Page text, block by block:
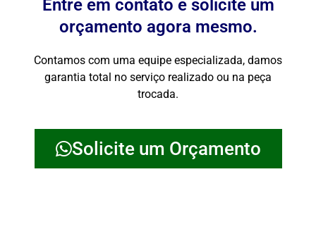
Entre em contato e solicite um
orçamento agora mesmo.
Contamos com uma equipe especializada, damos
garantia total no serviço realizado ou na peça
trocada.
Solicite um Orçamento